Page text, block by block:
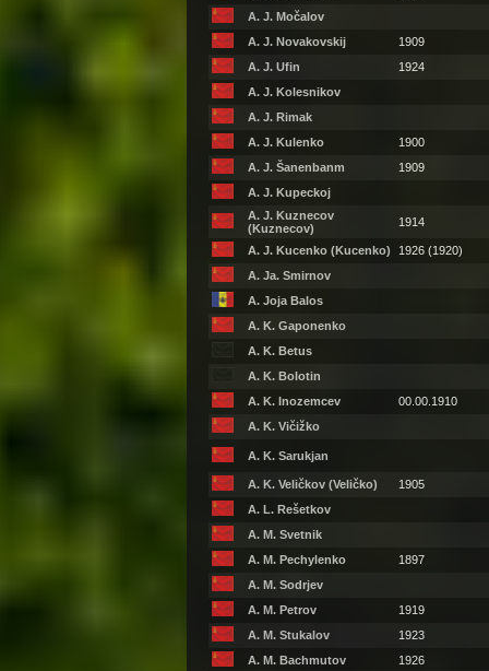
A. J. Močalov
A. J. Novakovskij
1909
A. J. Ufin
1924
A. J. Kolesnikov
A. J. Rimak
A. J. Kulenko
1900
A. J. Šanenbanm
1909
A. J. Kupeckoj
A. J. Kuznecov
(Kuznecov)
1914
A. J. Kucenko (Kucenko)
1926 (1920)
A. Ja. Smirnov
A. Joja Balos
A. K. Gaponenko
A. K. Betus
A. K. Bolotin
A. K. Inozemcev
00.00.1910
A. K. Vičižko
A. K. Sarukjan
A. K. Veličkov (Veličko)
1905
A. L. Rešetkov
A. M. Svetnik
A. M. Pechylenko
1897
A. M. Sodrjev
A. M. Petrov
1919
A. M. Stukalov
1923
A. M. Bachmutov
1926